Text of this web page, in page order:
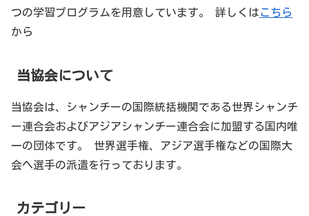
つの学習プログラムを用意しています。 詳しくはこちら
から
当協会について
当協会は、シャンチーの国際統括機関である世界シャンチ
ー連合会およびアジアシャンチー連合会に加盟する国内唯
一の団体です。 世界選手権、アジア選手権などの国際大
会へ選手の派遣を行っております。
カテゴリー